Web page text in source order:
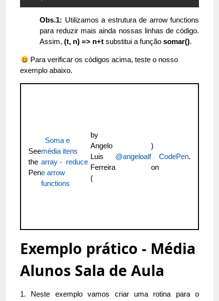
Obs.1: Utilizamos a estrutura de arrow functions
para reduzir mais ainda nossas linhas de código.
Assim, (t, n) => n+t substitui a função somar().
Para verificar os códigos acima, teste o nosso
exemplo abaixo.
See
the
Pen
Soma e
média itens
array - reduce
e arrow
functions
by
Angelo
Luis
Ferreira
(
@angeloalf
)
on
CodePen.
Exemplo prático - Média
Alunos Sala de Aula
1. Neste exemplo vamos criar uma rotina para o